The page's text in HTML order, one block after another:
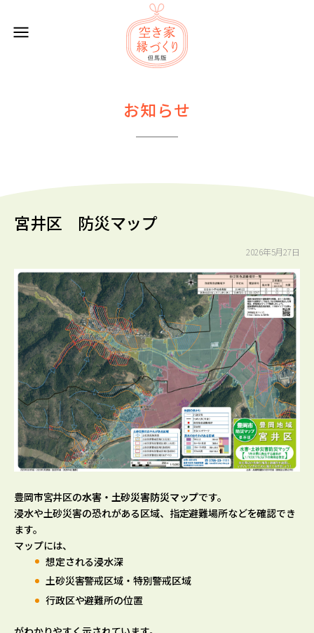
お知らせ
宮井区 防災マップ
2026年5月27日
豊岡市宮井区の水害・土砂災害防災マップです。
浸水や土砂災害の恐れがある区域、指定避難場所などを確認でき
ます。
マップには、
想定される浸水深
土砂災害警戒区域・特別警戒区域
行政区や避難所の位置